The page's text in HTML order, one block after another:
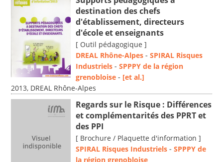
destination des chefs
d'établissement, directeurs
d'école et enseignants
[ Outil pédagogique ]
DREAL Rhône-Alpes - SPIRAL Risques
Industriels - SPPPY de la région
grenobloise - [et al.]
2013, DREAL Rhône-Alpes
Regards sur le Risque : Différences
et complémentarités des PPRT et
des PPI
[ Brochure / Plaquette d'information ]
SPIRAL Risques Industriels - SPPPY de
la région grenobloise